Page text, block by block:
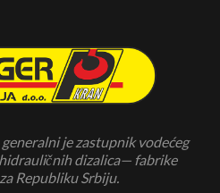
je zastupnik vodećeg
dizalica— fabrike
Republiku Srbiju.